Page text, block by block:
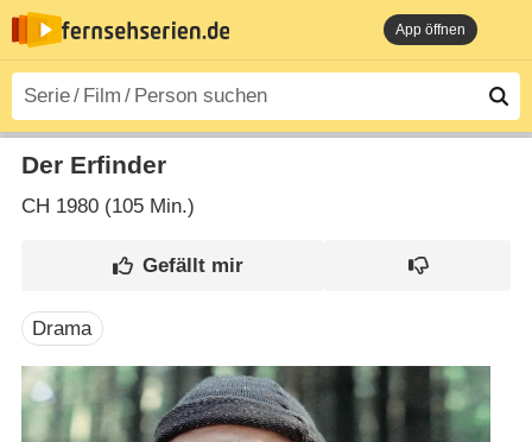
App öffnen
Der Erfinder
CH 1980 (105 Min.)
Drama